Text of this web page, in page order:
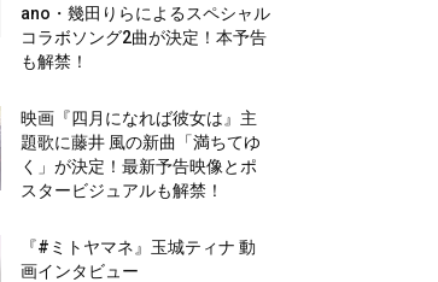
ano・幾田りらによるスペシャル
コラボソング2曲が決定！本予告
も解禁！
映画『四月になれば彼女は』主
題歌に藤井 風の新曲「満ちてゆ
く」が決定！最新予告映像とポ
スタービジュアルも解禁！
『#ミトヤマネ』玉城ティナ 動
画インタビュー